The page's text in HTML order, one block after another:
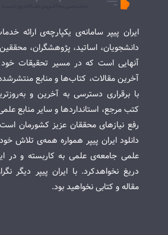
ایران پیپر سامانه‌ی یکپارچه‌ی ارائه
دانشجویان، اساتید، پژوهشگران،
آنهایی است که در مسیر تحقیقات خود
آخرین مقالات، کتاب‌ها و منابع
با برقراری دسترسی به آخرین و
کتب مرجع، استانداردها و سایر منابع
رفع نیازهای محققان عزیز کشورمان
دانلود ایران پیپر همواره همه‌ی تلاش
علمی جامعه‌ی علمی به کاربسته و در
دریغ نخواهدکرد. با ایران پیپر دیگر
مقاله و کتابی نخواهید بود.